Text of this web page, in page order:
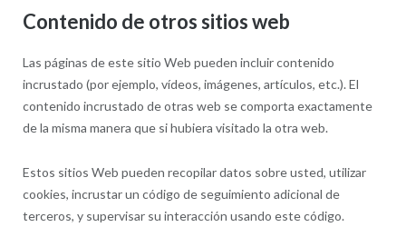
Contenido de otros sitios web
Las páginas de este sitio Web pueden incluir contenido
incrustado (por ejemplo, vídeos, imágenes, artículos, etc.). El
contenido incrustado de otras web se comporta exactamente
de la misma manera que si hubiera visitado la otra web.
Estos sitios Web pueden recopilar datos sobre usted, utilizar
cookies, incrustar un código de seguimiento adicional de
terceros, y supervisar su interacción usando este código.